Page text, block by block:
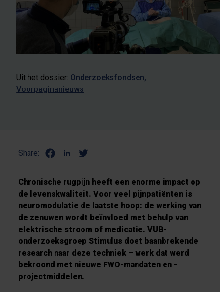
Uit het dossier: Onderzoeksfondsen
Voorpaginanieuws
Share:
Chronische rugpijn heeft een enorme impact op
de levenskwaliteit. Voor veel pijnpatiënten is
neuromodulatie de laatste hoop: de werking van
de zenuwen wordt beïnvloed met behulp van
elektrische stroom of medicatie. VUB-
onderzoeksgroep Stimulus doet baanbrekende
research naar deze techniek – werk dat werd
bekroond met nieuwe FWO-mandaten en -
projectmiddelen.